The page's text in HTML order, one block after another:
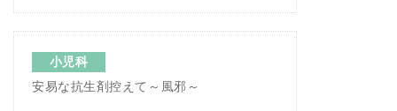
小児科
安易な抗生剤控えて～風邪～